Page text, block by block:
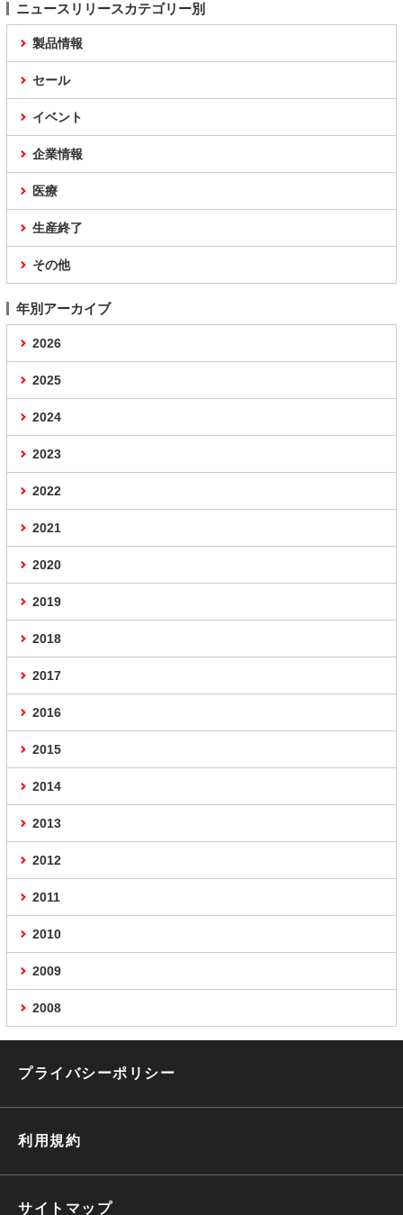
ニュースリリースカテゴリー別
製品情報
セール
イベント
企業情報
医療
生産終了
その他
年別アーカイブ
2026
2025
2024
2023
2022
2021
2020
2019
2018
2017
2016
2015
2014
2013
2012
2011
2010
2009
2008
プライバシーポリシー
利用規約
サイトマップ